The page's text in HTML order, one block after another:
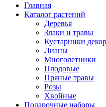
Главная
Каталог растений
Деревья
Злаки и травы
Кустарники
Лианы
Многолетники
Плодовые
Пряные травы
Розы
Хвойные
Подарочные наборы